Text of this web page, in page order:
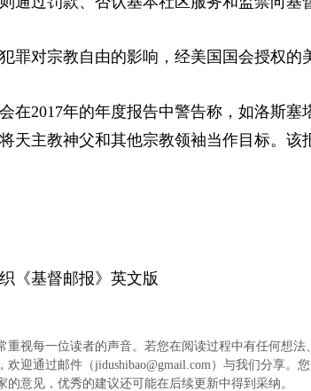
罪对宗教自由的影响，经美国国会授权的
在2017年的年度报告中警告称，如洛斯塞
天主教神父和其他宗教领袖当作目标。
《基督邮报》英文版
重视每一位读者的声音。若您在阅读过程中有任何想
欢迎通过邮件（jidushibao@gmail.com）与我们分享
的意见，优秀的建议还可能在后续更新中得到采纳。